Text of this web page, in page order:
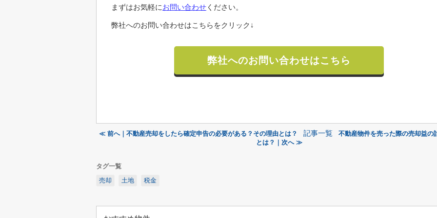
まずはお気軽にお問い合わせ ください。
弊社へのお問い合わせはこちらをクリック↓
弊社へのお問い合わせはこちら
≪ 前へ｜不動産売却をしたら確定申告の必要がある？その理由とは？ 記事一覧
不動産物件を売った際の売却益の
とは？｜次へ ≫
タグ一覧
売却
土地 税金